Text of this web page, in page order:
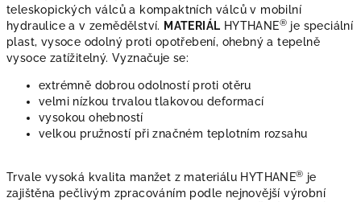
teleskopických válců a kompaktních válců v mobilní
hydraulice a v zemědělství. MATERIÁL HYTHANE® je speciální
plast, vysoce odolný proti opotřebení, ohebný a tepelně
vysoce zatížitelný. Vyznačuje se:
extrémně dobrou odolností proti otěru
velmi nízkou trvalou tlakovou deformací
vysokou ohebností
velkou pružností při značném teplotním rozsahu
Trvale vysoká kvalita manžet z materiálu HYTHANE® je
zajištěna pečlivým zpracováním podle nejnovější výrobní